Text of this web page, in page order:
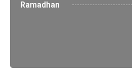
Ramadhan